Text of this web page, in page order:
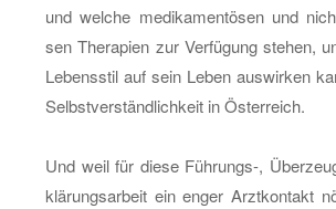
und wel­che me­di­ka­men­tö­sen und
sen The­ra­pi­en zur Ver­fü­gung ste­hen,
Le­bens­stil auf sein Leben aus­wir­ken
Selbst­ver­ständ­lich­keit in Ös­ter­reich.
Und weil für diese Füh­rungs-,
klä­rungs­ar­beit ein enger Arzt­kon­takt